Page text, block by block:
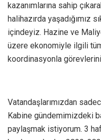
kazanımlarına sahip
halihazırda yaşadığımız
içindeyiz. Hazine ve
üzere ekonomiyle ilgili
koordinasyonla
Vatandaşlarımızdan
Kabine gündemimizdeki
paylaşmak istiyorum. 3